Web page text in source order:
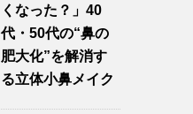
くなった？」40
代・50代の“鼻の
肥大化”を解消す
る立体小鼻メイク